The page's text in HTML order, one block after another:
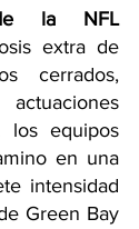
la NFL
extra de
cerrados,
los equipos
en una
intensidad
Green Bay